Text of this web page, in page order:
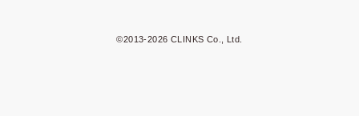
©2013-2026 CLINKS Co., Ltd.